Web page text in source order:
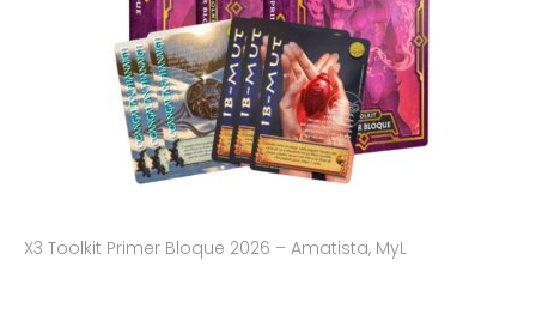
X3 Toolkit Primer Bloque 2026 – Amatista, MyL